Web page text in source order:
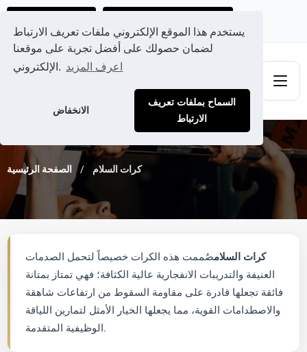
يستخدم هذا الموقع الإلكتروني ملفات تعريف الارتباط
لضمان حصولك على أفضل تجربة على موقعنا
الإلكتروني. اعرف المزيد
الانخفاض
السماح بملفات تعريف
الارتباط
الصفحة الرئيسية كرات السلام
كرات السلامصُممت هذه الكرات خصيصاً لتحمل الصدمات
العنيفة والتدريبات الانفجارية عالية الكثافة؛ فهي تمتاز بمتانة
فائقة تجعلها قادرة على مقاومة السقوط من ارتفاعات شاهقة
والاصطدامات القوية، مما يجعلها الخيار الأمثل لتمارين اللياقة
الوظيفية المتقدمة.